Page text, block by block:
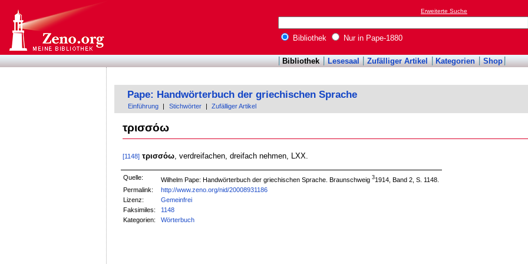
Erweiterte Suche
Bibliothek Nur in Pape-1880
Bibliothek Lesesaal Zufälliger Artikel Kategorien Shop
Pape: Handwörterbuch der griechischen Sprache
Einführung Stichwörter Zufälliger Artikel
τρισσόω
[1148] τρισσόω, verdreifachen, dreifach nehmen, LXX.
Quelle: Wilhelm Pape: Handwörterbuch der griechischen Sprache. Braunschweig31914, Band 2, S. 1148.
Permalink:
http://www.zeno.org/nid/20008931186
Lizenz:
Gemeinfrei
Faksimiles:
1148
Kategorien:
Wörterbuch